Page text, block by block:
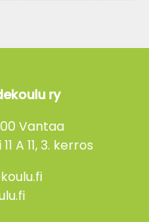
ry
Vantaa
A 11, 3. kerros